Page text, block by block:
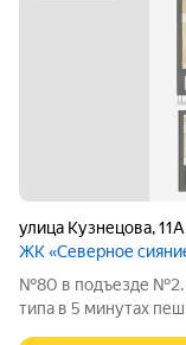
улица Кузнецова,11А
ЖК «Северное
№80 в подъезде №2.
типа в 5 минутах